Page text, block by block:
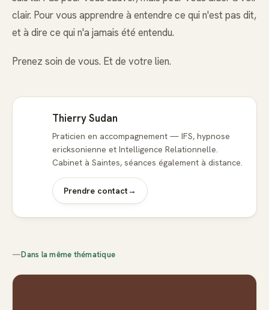
clair. Pour vous apprendre à entendre ce qui n'est pas dit,
et à dire ce qui n'a jamais été entendu.
Prenez soin de vous. Et de votre lien.
Thierry Sudan
Praticien en accompagnement — IFS, hypnose
ericksonienne et Intelligence Relationnelle.
Cabinet à Saintes, séances également à distance.
Prendre contact→
—Dans la même thématique